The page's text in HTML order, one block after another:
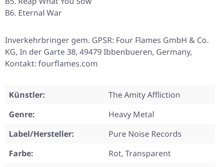
B6. Eternal War
Inverkehrbringer gem. GPSR: Four Flames GmbH & Co.
KG, In der Garte 38, 49479 Ibbenbueren, Germany,
Kontakt: fourflames.com
Künstler:
The Amity Affliction
Genre:
Heavy Metal
Label/Hersteller:
Pure Noise Records
Farbe:
Rot, Transparent